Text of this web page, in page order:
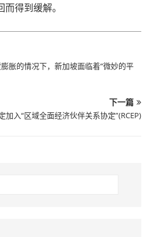
得到缓解。
胀的情况下，新加坡面临着“微妙的平
下一篇
加入“区域全面经济伙伴关系协定”(RCEP)